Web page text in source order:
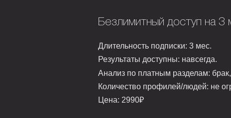
Безлимитный доступ на
Длительность подписки: 3 мес.
Результаты доступны: навсегда.
Анализ по платным разделам:
Количество профилей/людей: не
Цена: 2990₽